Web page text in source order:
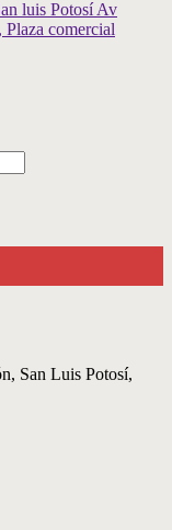
San Luis Potosí,